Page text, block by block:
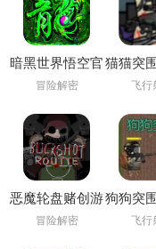
暗黑世界悟空官
方版
冒险解密
猫猫突
飞行
恶魔轮盘赌创游
版(创游世界)
冒险解密
狗狗突
飞行